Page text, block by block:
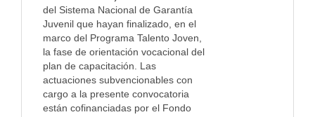
del Sistema Nacional de Garantía
Juvenil que hayan finalizado, en el
marco del Programa Talento Joven,
la fase de orientación vocacional del
plan de capacitación. Las
actuaciones subvencionables con
cargo a la presente convocatoria
están cofinanciadas por el Fondo